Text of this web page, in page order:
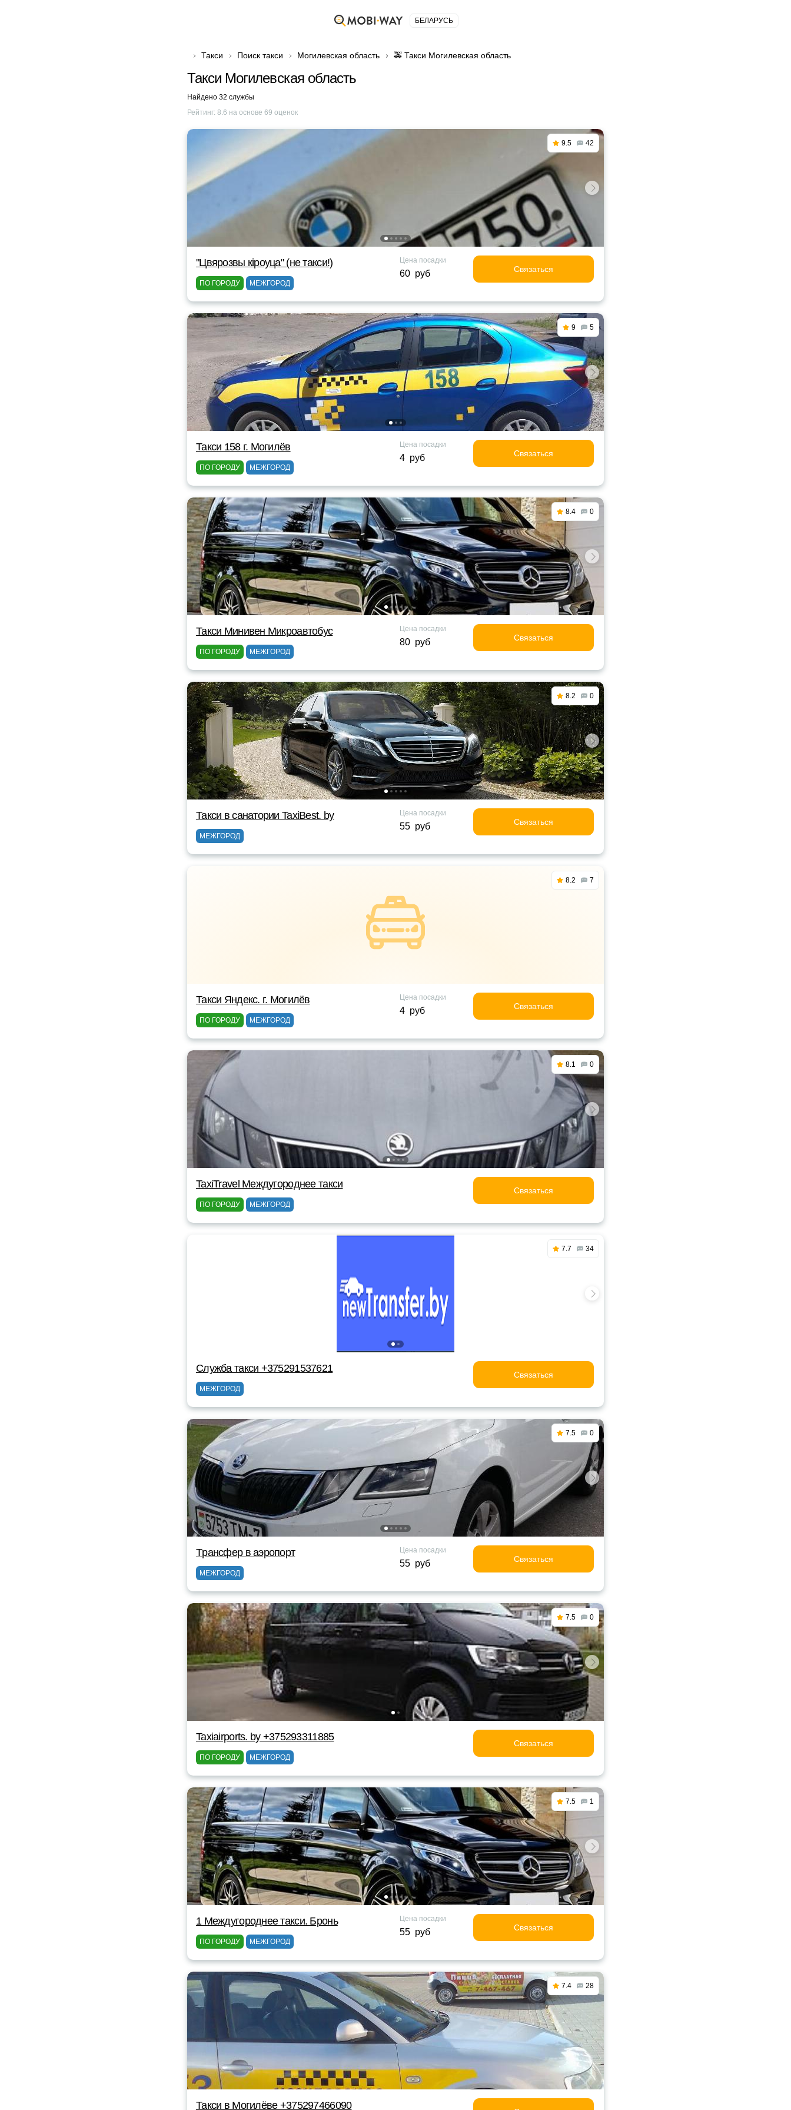
БЕЛАРУСЬ
Такси Поиск такси Могилевская область 🚕 Такси Могилевская область
Такси Могилевская область
Найдено 32 службы
Рейтинг: 8.6 на основе 69 оценок
9.5 42
"Цвярозвы кipoyца" (не такси!)
ПО ГОРОДУ МЕЖГОРОД
Цена посадки
60 руб Связаться
9 5
Такси 158 г. Могилёв
ПО ГОРОДУ МЕЖГОРОД
Цена посадки
4 руб Связаться
8.4 0
Такси Минивен Микроавтобус
ПО ГОРОДУ МЕЖГОРОД
Цена посадки
80 руб Связаться
8.2 0
Такси в санатории TaxiBest. by
МЕЖГОРОД
Цена посадки
55 руб Связаться
8.2 7
Такси Яндекс. г. Могилёв
ПО ГОРОДУ МЕЖГОРОД
Цена посадки
4 руб Связаться
8.1 0
TaxiTravel Междугороднее такси
ПО ГОРОДУ МЕЖГОРОД
Связаться
7.7 34
Служба такси +375291537621
МЕЖГОРОД
Связаться
7.5 0
Tрансфер в аэропорт
МЕЖГОРОД
Цена посадки
55 руб Связаться
7.5 0
Taxiairports. by +375293311885
ПО ГОРОДУ МЕЖГОРОД
Связаться
7.5 1
1 Междугороднее такси. Бронь
ПО ГОРОДУ МЕЖГОРОД
Цена посадки
55 руб Связаться
7.4 28
Такси в Могилёве +375297466090